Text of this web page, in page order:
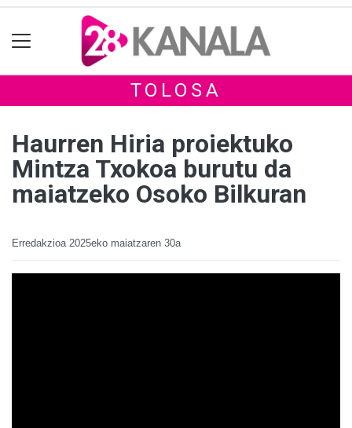
TOLOSA
Haurren Hiria proiektuko
Mintza Txokoa burutu da
maiatzeko Osoko Bilkuran
Erredakzioa 2025eko maiatzaren 30a